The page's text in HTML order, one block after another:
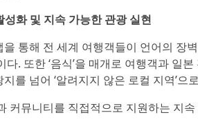
화 및 지속 가능한 관광 실현
통해 전 세계 여행객들이 언어의 장
다. 또한 ‘음식’을 매개로 여행객과 일
를 넘어 ‘알려지지 않은 로컬 지역’
커뮤니티를 직접적으로 지원하는 지